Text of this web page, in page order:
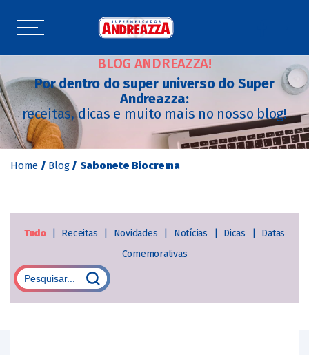
BLOG ANDREAZZA!
Por dentro do super universo do Super
Andreazza:
receitas, dicas e muito mais no nosso blog!
Home / Blog / Sabonete Biocrema
Tudo Receitas Novidades Notícias Dicas
Datas
Comemorativas